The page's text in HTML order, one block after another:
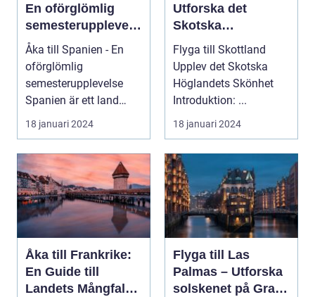
En oförglömlig
semesterupplevels
e
Åka till Spanien - En
oförglömlig
semesterupplevelse
Spanien är ett land
som lockar miljontals
männ...
18 januari 2024
Utforska det
Skotska
Höglandets
Skönhet
Flyga till Skottland
Upplev det Skotska
Höglandets Skönhet
Introduktion: ...
18 januari 2024
Åka till Frankrike:
En Guide till
Landets Mångfald
Flyga till Las
Palmas – Utforska
solskenet på Gran